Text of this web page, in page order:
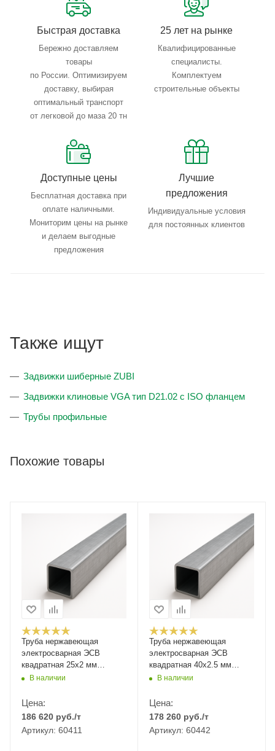
Быстрая доставка
Бережно доставляем
товары
по России. Оптимизируем
доставку, выбирая
оптимальный транспорт
от легковой до маза 20 тн
25 лет на рынке
Квалифицированные
специалисты.
Комплектуем
строительные объекты
Доступные цены
Бесплатная доставка при
оплате наличными.
Мониторим цены на рынке
и делаем выгодные
предложения
Лучшие
предложения
Индивидуальные условия
для постоянных клиентов
Также ищут
Задвижки шиберные ZUBI
Задвижки клиновые VGA тип D21.02 с ISO фланцем
Трубы профильные
Похожие товары
Труба нержавеющая
электросварная ЭСВ
квадратная 25х2 мм
матовая ASTM A554 AISI
В наличии
Цена:
186 620 руб./т
Артикул: 60411
Труба нержавеющая
электросварная ЭСВ
квадратная 40х2.5 мм
матовая ASTM A554 AISI
В наличии
Цена:
178 260 руб./т
Артикул: 60442